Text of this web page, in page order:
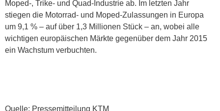
Moped-, Trike- und Quad-Industrie ab. Im letzten Jahr
stiegen die Motorrad- und Moped-Zulassungen in Europa
um 9,1 % – auf über 1,3 Millionen Stück – an, wobei alle
wichtigen europäischen Märkte gegenüber dem Jahr 2015
ein Wachstum verbuchten.
Quelle: Pressemitteilung KTM